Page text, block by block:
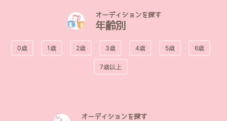
オーディションを探す
年齢別
0歳 1歳 2歳 3歳 4歳 5歳 6歳
7歳以上
オーディションを探す